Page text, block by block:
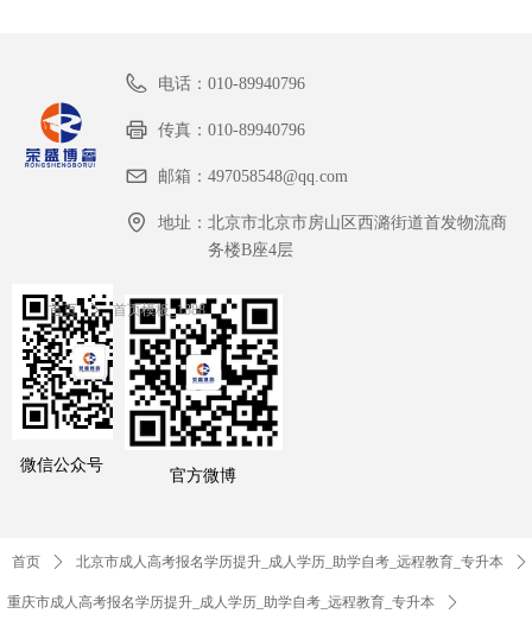
官方微博
微信公众号
电话： 010-89940796
传真： 010-89940796
邮箱： 497058548@qq.com
地址： 北京市北京市房山区西潞街道首发物流商
务楼B座4层
首页 ꄲ 首页模板_1388
首页 ꄲ 北京市成人高考报名学历提升_成人学历_助学自考_远程教育_专升本 ꄲ
重庆市成人高考报名学历提升_成人学历_助学自考_远程教育_专升本 ꄲ